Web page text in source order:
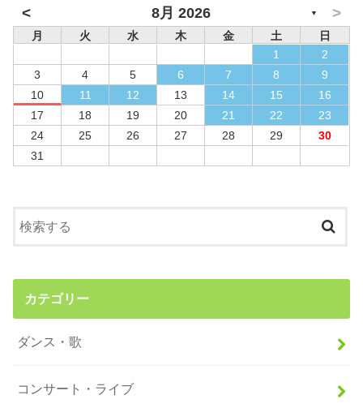
< 8月 2026 ▼ >
月 火 水 木 金 土
日
1
2
3
4 5 6 7 8
9
10
11 12 13 14 15
16
17
18 19 20 21 22
23
24
25 26 27 28 29
30
31
カテゴリー
ダンス・歌
コンサート・ライブ